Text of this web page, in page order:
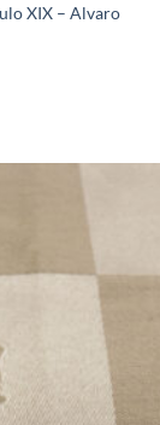
XIX – Alvaro